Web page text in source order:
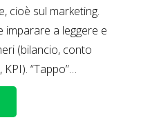
cioè sul marketing.
imparare a leggere e
(bilancio, conto
“Tappo”…